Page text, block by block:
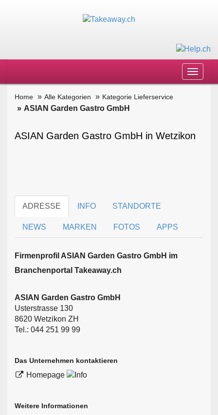
Toggle
Home Alle Kategorien Kategorie Lieferservice
ASIAN Garden Gastro GmbH
ASIAN Garden Gastro GmbH in Wetzikon
ADRESSE INFO STANDORTE
NEWS MARKEN FOTOS APPS
Firmen­profil ASIAN Garden Gastro GmbH im
Branchen­portal Takeaway.ch
ASIAN Garden Gastro GmbH
Usterstrasse 130
8620 Wetzikon ZH
Tel.: 044 251 99 99
Das Unternehmen kontaktieren
Homepage
Weitere Informationen